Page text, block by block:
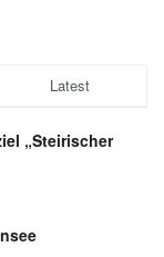
Latest
„Steirischer